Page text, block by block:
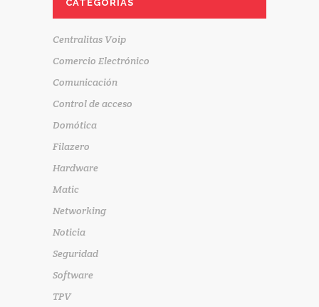
CATEGORÍAS
Centralitas Voip
Comercio Electrónico
Comunicación
Control de acceso
Domótica
Filazero
Hardware
Matic
Networking
Noticia
Seguridad
Software
TPV